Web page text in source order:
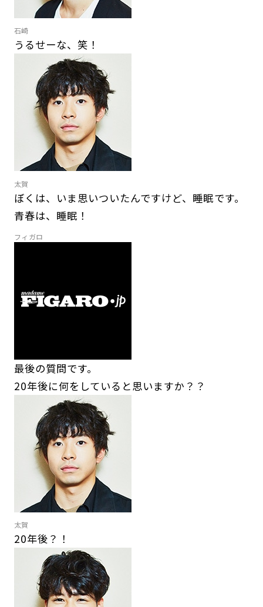
石崎
うるせーな、笑！
太賀
ぼくは、いま思いついたんですけど、睡眠です。
青春は、睡眠！
フィガロ
最後の質問です。
20年後に何をしていると思いますか？？
太賀
20年後？！